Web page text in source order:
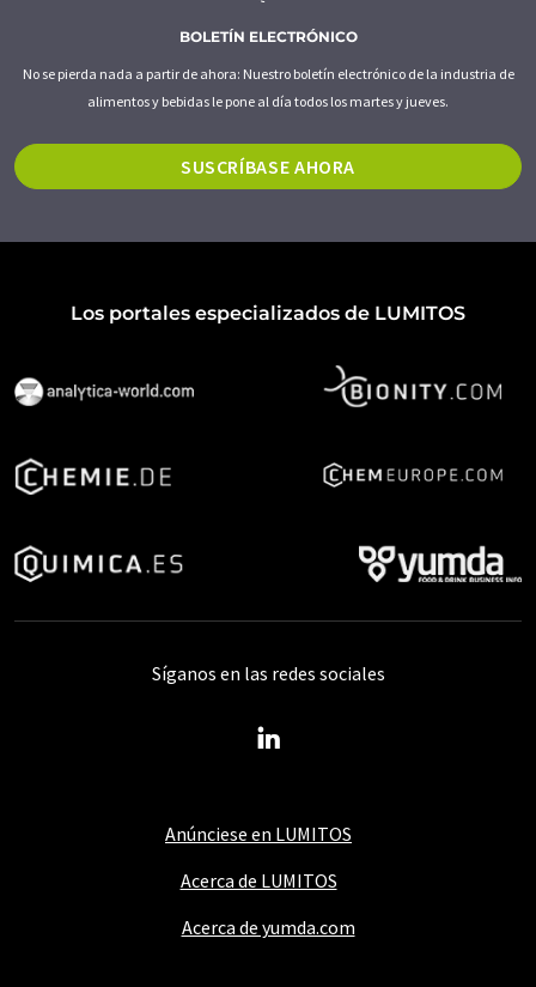
BOLETÍN ELECTRÓNICO
No se pierda nada a partir de ahora: Nuestro boletín electrónico de la industria de
alimentos y bebidas le pone al día todos los martes y jueves.
SUSCRÍBASE AHORA
Los portales especializados de LUMITOS
Anúnciese en LUMITOS
Acerca de LUMITOS
Acerca de yumda.com
Síganos en las redes sociales